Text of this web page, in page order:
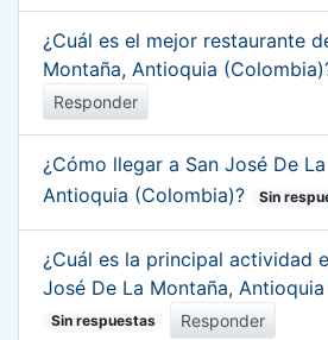
¿Cuál es el mejor restaurante
Montaña, Antioquia
Responder
¿Cómo llegar a San José De
Antioquia (Colombia)?
Sin
¿Cuál es la principal actividad
José De La Montaña,
Sin respuestas Responder